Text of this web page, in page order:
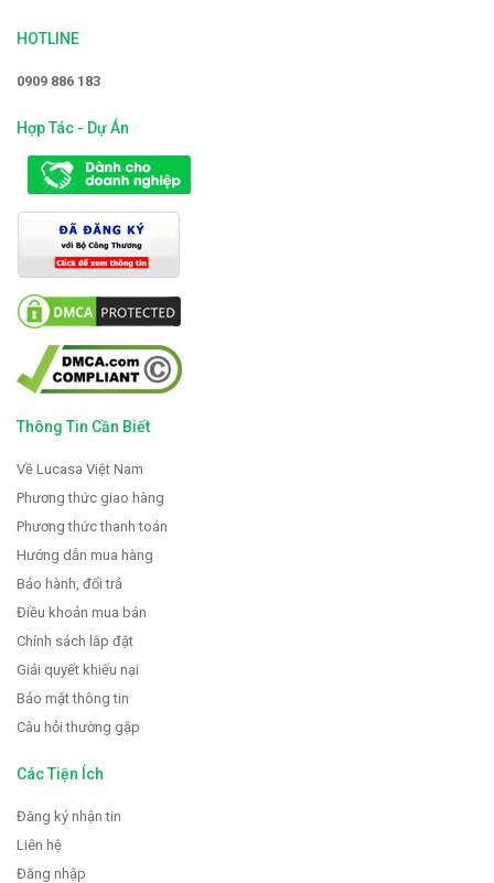
HOTLINE
0909 886 183
Hợp Tác - Dự Án
Thông Tin Cần Biết
Về Lucasa Việt Nam
Phương thức giao hàng
Phương thức thanh toán
Hướng dẫn mua hàng
Bảo hành, đổi trả
Điều khoản mua bán
Chính sách lắp đặt
Giải quyết khiếu nại
Bảo mật thông tin
Câu hỏi thường gặp
Các Tiện Ích
Đăng ký nhận tin
Liên hệ
Đăng nhập